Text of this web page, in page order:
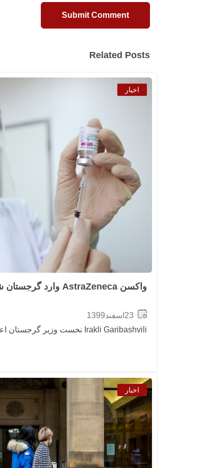
Related Posts
اخبار
واکسن AstraZeneca وارد گرجستان شد
23اسفند1399
Irakli Garibashvili نخست وزیر گرجستان اعلام کرد: واکسن AstraZeneca وارد گرجستان
اخبار